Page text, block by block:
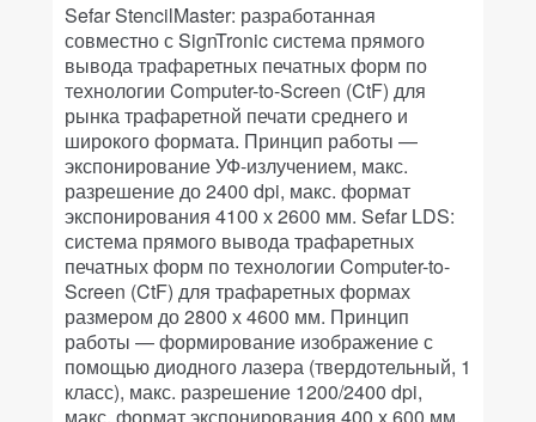
Sefar StencilMaster: разработанная
совместно с SignTronic система прямого
вывода трафаретных печатных форм по
технологии Computer-to-Screen (CtF) для
рынка трафаретной печати среднего и
широкого формата. Принцип работы —
экспонирование УФ-излучением, макс.
разрешение до 2400 dpi, макс. формат
экспонирования 4100 х 2600 мм. Sefar LDS:
система прямого вывода трафаретных
печатных форм по технологии Computer-to-
Screen (CtF) для трафаретных формах
размером до 2800 х 4600 мм. Принцип
работы — формирование изображение с
помощью диодного лазера (твердотельный, 1
класс), макс. разрешение 1200/2400 dpi,